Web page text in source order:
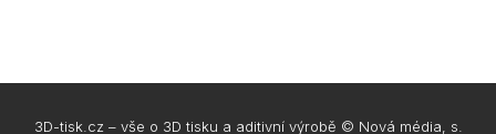
3D-tisk.cz – vše o 3D tisku a aditivní výrobě © Nová média, s.